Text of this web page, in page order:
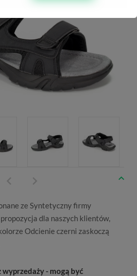
ze Syntetycznyfirmy
dla naszych klientów,
Odcienie czerni zaskoczą
wyprzedaży - mogą być